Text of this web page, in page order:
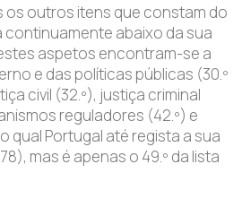
os outros itens que constam do
abaixo da sua
aspetos encontram-se a
e das políticas públicas (30.º
civil (32.º), justiça criminal
reguladores (42.º) e
qual Portugal até regista a sua
mas é apenas o 49.º da lista